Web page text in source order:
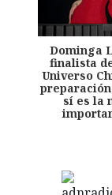
Dominga
finalista
Universo
sí es la